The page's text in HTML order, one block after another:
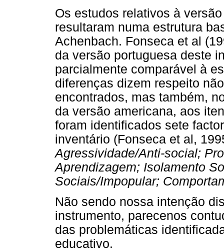
Os estudos relativos à
resultaram numa estrutura
Achenbach. Fonseca et al
da versão portuguesa deste
parcialmente comparável à
diferenças dizem respeito
encontrados, mas também,
da versão americana, aos
foram identificados sete
inventário (Fonseca et al,
Agressividade/Anti-social;
Aprendizagem; Isolamento
Sociais/Impopular;
Não sendo nossa intenção
instrumento, parecenos
das problemáticas
educativo.